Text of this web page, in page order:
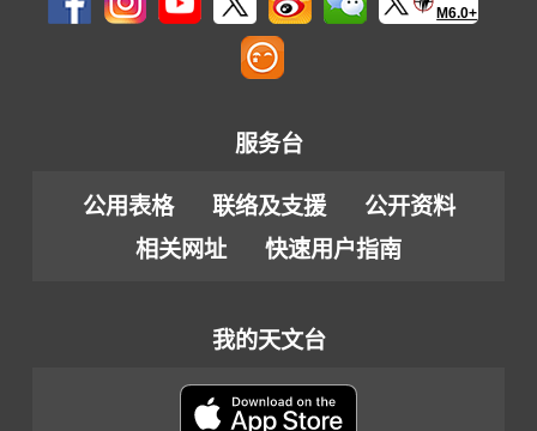
M6.0+
服务台
公用表格 联络及支援
公开资料
相关网址
快速用户指南
我的天文台